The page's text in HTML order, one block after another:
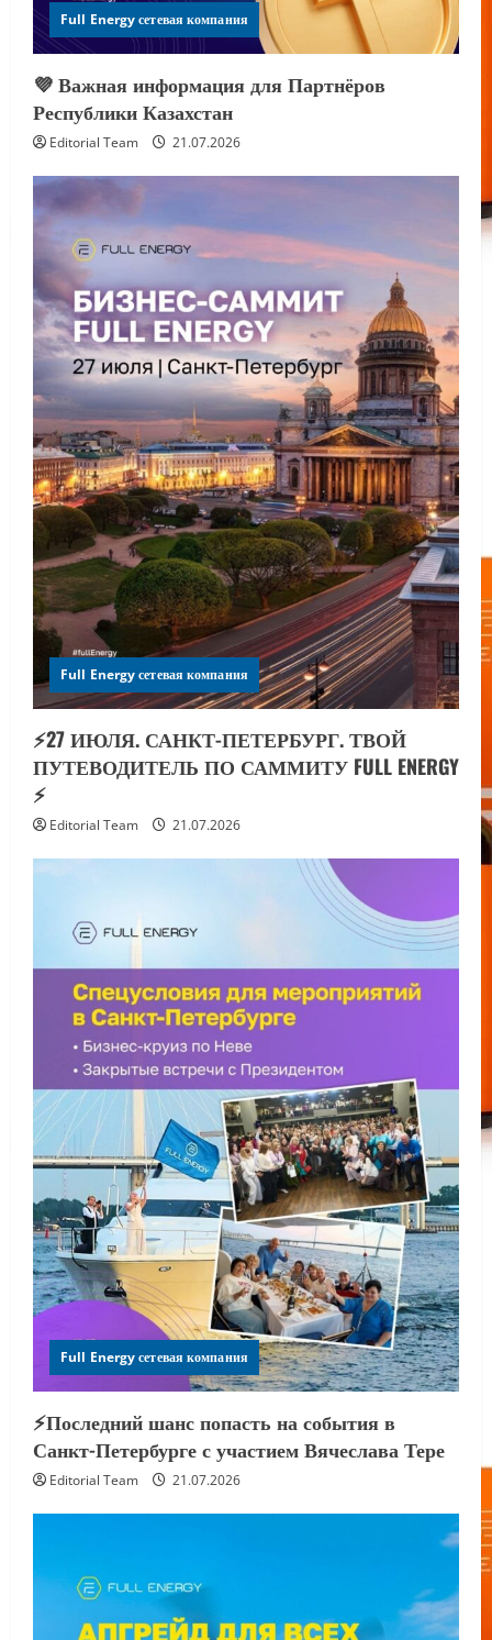
Full Energy сетевая компания
💜 Важная информация для Партнёров
Республики Казахстан
Editorial Team 21.07.2026
Full Energy сетевая компания
⚡️27 ИЮЛЯ. САНКТ-ПЕТЕРБУРГ. ТВОЙ
ПУТЕВОДИТЕЛЬ ПО САММИТУ FULL ENERGY
⚡️
Editorial Team 21.07.2026
Full Energy сетевая компания
⚡️Последний шанс попасть на события в
Санкт-Петербурге с участием Вячеслава Тере
Editorial Team 21.07.2026